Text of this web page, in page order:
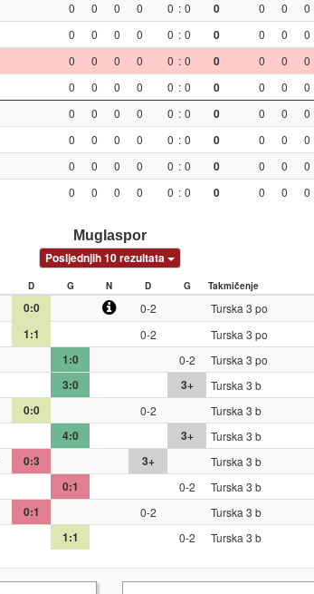
0 0 0 0 0 : 0 0 0 0 0
0 0 0 0 0 : 0 0 0 0 0
0 0 0 0 0 : 0 0 0 0 0
0 0 0 0 0 : 0 0 0 0 0
0 0 0 0 0 : 0 0 0 0 0
0 0 0 0 0 : 0 0 0 0 0
0 0 0 0 0 : 0 0 0 0 0
0 0 0 0 0 : 0 0 0 0 0
Muglaspor
Posljednjih 10 rezultata
D G N D G Takmičenje
0:0 0-2 Turska 3 po
1:1 0-2 Turska 3 po
1:0 0-2 Turska 3 po
3:0 3+ Turska 3 b
0:0 0-2 Turska 3 b
4:0 3+ Turska 3 b
0:3 3+ Turska 3 b
0:1 0-2 Turska 3 b
0:1 0-2 Turska 3 b
1:1 0-2 Turska 3 b